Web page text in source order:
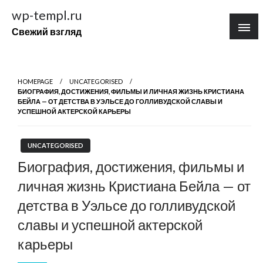
содержимому
wp-templ.ru
Свежий взгляд
HOMEPAGE
UNCATEGORISED
БИОГРАФИЯ, ДОСТИЖЕНИЯ, ФИЛЬМЫ И ЛИЧНАЯ ЖИЗНЬ КРИСТИАНА
БЕЙЛА — ОТ ДЕТСТВА В УЭЛЬСЕ ДО ГОЛЛИВУДСКОЙ СЛАВЫ И
УСПЕШНОЙ АКТЕРСКОЙ КАРЬЕРЫ
UNCATEGORISED
Биография, достижения, фильмы и
личная жизнь Кристиана Бейла — от
детства в Уэльсе до голливудской
славы и успешной актерской
карьеры